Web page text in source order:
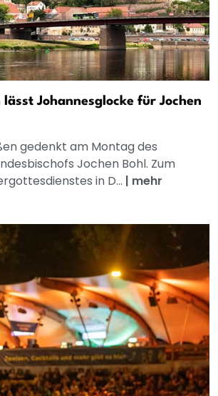
lässt Johannesglocke für Jochen
gedenkt am Montag des
Jochen Bohl. Zum
in D... | mehr